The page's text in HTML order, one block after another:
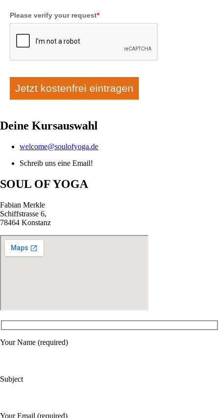
Please verify your request*
Jetzt kostenfrei eintragen
Deine Kursauswahl
welcome@soulofyoga.de
Schreib uns eine Email!
SOUL OF YOGA
Fabian Merkle
Schiffstrasse 6,
78464 Konstanz
Your Name (required)
Subject
Your Email (required)